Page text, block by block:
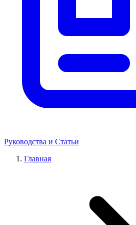
Руководства и Статьи
Главная